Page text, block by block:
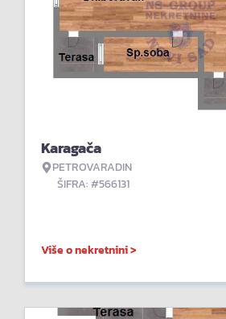
Karagača
PETROVARADIN
ŠIFRA: #566131
Više o nekretnini >